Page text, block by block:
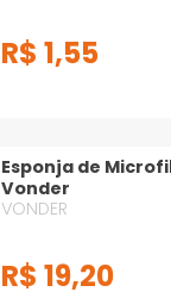
R$ 1,55
Esponja de
Vonder
VONDER
R$ 19,20